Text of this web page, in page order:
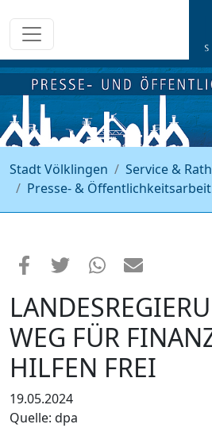
Stadt Völklingen Service &
Presse- & Öffentlichkeitsarbeit
WEG FÜR
HILFEN FREI
19.05.2024
Quelle: dpa